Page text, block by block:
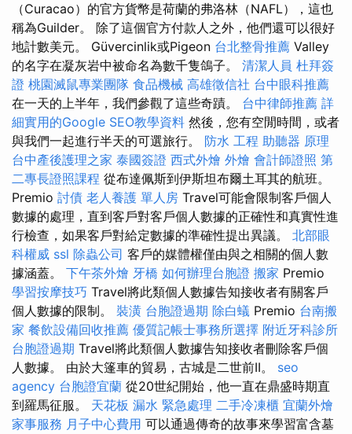
（Curacao）的官方貨幣是荷蘭的弗洛林（NAFL），這也
稱為Guilder。 除了這個官方付款人之外，他們還可以很好
地計數美元。 Güvercinlik或Pigeon 台北整骨推薦 Valley
的名字在凝灰岩中被命名為數千隻鴿子。 清潔人員 杜拜簽
證 桃園滅鼠專業團隊 食品機械 高雄徵信社 台中眼科推薦
在一天的上半年，我們參觀了這些奇蹟。 台中律師推薦 詳
細實用的Google SEO教學資料 然後，您有空閒時間，或者
與我們一起進行半天的可選旅行。 防水 工程 助聽器 原理
台中產後護理之家 泰國簽證 西式外燴 外燴 會計師證照 第
二專長證照課程 從布達佩斯到伊斯坦布爾土耳其的航班。
Premio 討債 老人養護 單人房 Travel可能會限制客戶個人
數據的處理，直到客戶對客戶個人數據的正確性和真實性進
行檢查，如果客戶對給定數據的準確性提出異議。 北部眼
科權威 ssl 除蟲公司 客戶的媒體權僅由與之相關的個人數
據涵蓋。 下午茶外燴 牙橋 如何辦理台胞證 搬家 Premio
學習按摩技巧 Travel將此類個人數據告知接收者有關客戶
個人數據的限制。 裝潢 台胞證過期 除白蟻 Premio 台南搬
家 餐飲設備回收推薦 優質記帳士事務所選擇 附近牙科診所
台胞證過期 Travel將此類個人數據告知接收者刪除客戶個
人數據。 由於大篷車的貿易，​​古城是二世前II。 seo
agency 台胞證宜蘭 從20世紀開始，他一直在鼎盛時期直
到羅馬征服。 天花板 漏水 緊急處理 二手冷凍櫃 宜蘭外燴
家事服務 月子中心費用 可以通過傳奇的故事來學習富含墓